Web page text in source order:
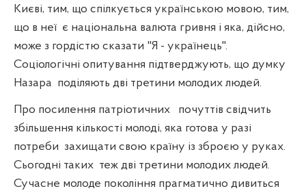
Києві, тим, що спілкується українською мовою, тим,
що в неї є національна валюта гривня і яка, дійсно,
може з гордістю сказати "Я - українець".
Соціологічні опитування підтверджують, що думку
Назара поділяють дві третини молодих людей.
Про посилення патріотичних
почуттів свідчить
збільшення кількості молоді, яка готова у разі
потреби захищати свою країну із зброєю у руках.
Сьогодні таких теж дві третини молодих людей.
Сучасне молоде покоління прагматично дивиться